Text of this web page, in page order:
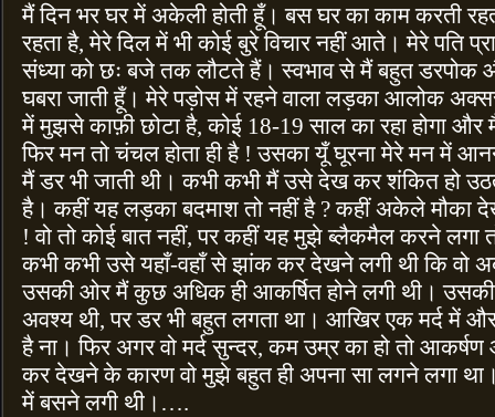
मैं दिन भर घर में अकेली होती हूँ। बस घर का काम करती
रहता है, मेरे दिल में भी कोई बुरे विचार नहीं आते। मेरे पति
संध्या को छः बजे तक लौटते हैं। स्वभाव से मैं बहुत डरपोक
घबरा जाती हूँ। मेरे पड़ोस में रहने वाला लड़का आलोक
में मुझसे काफ़ी छोटा है, कोई 18-19 साल का रहा होगा
फिर मन तो चंचल होता ही है ! उसका यूँ घूरना मेरे मन में
मैं डर भी जाती थी। कभी कभी मैं उसे देख कर शंकित हो
है। कहीं यह लड़का बदमाश तो नहीं है ? कहीं अकेले मौका
! वो तो कोई बात नहीं, पर कहीं यह मुझे ब्लैकमैल करने
कभी कभी उसे यहाँ-वहाँ से झांक कर देखने लगी थी कि वो
उसकी ओर मैं कुछ अधिक ही आकर्षित होने लगी थी।
अवश्य थी, पर डर भी बहुत लगता था। आखिर एक मर्द में
है ना। फिर अगर वो मर्द सुन्दर, कम उम्र का हो तो
कर देखने के कारण वो मुझे बहुत ही अपना सा लगने लगा
में बसने लगी थी।….